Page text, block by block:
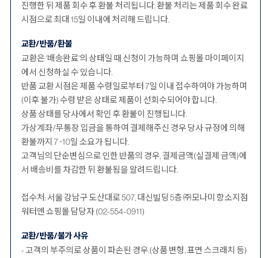
진행한 뒤 제품 회수 후 환불 처리됩니다. 환불 처리는 제품 회수 완료
시점으로 최대 15일 이내에 처리해 드립니다.
교환/반품/환불
교환은 '배송완료'의 상태일 때 신청이 가능하며 쇼핑몰 마이페이지
에서 신청하실 수 있습니다.
반품 교환 시점은 제품 수령일로부터 7일 이내 접수하여야 가능하며
(이후 불가) 수령 받은 상태로 제품이 선회수되어야 합니다.
상품 상태를 당사에서 확인 후 환불이 진행됩니다.
가상계좌/무통장 입금을 통하여 결제해주신 경우 당사 규정에 의해
환불까지 7 ~10일 소요가 됩니다.
고객님의 단순변심으로 인한 반품의 경우, 결제금액(실결제 금액)에
서 배송비를 차감한 뒤 환불됨을 알려드립니다.
접수처: 서울 강남구 도산대로 507, 대신빌딩 5층 ㈜모나미 항소지점
워터맨 쇼핑몰 담당자 (02-554-0911)
교환/반품/불가 사유
- 고객의 부주의로 상품이 파손된 경우.(상품 변형, 표면 스크래치 등)